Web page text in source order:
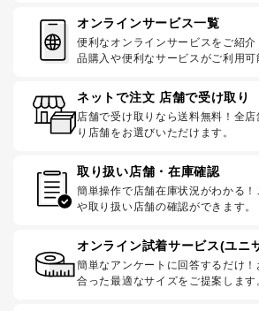
オンラインサービス一覧
便利なオンラインサービスをご紹
品購入や便利なサービスがご利用可
ネットで注文 店舗で受け取り
店舗で受け取りなら送料無料！全
り店舗をお選びいただけます。
取り扱い店舗・在庫確認
簡単操作で店舗在庫状況がわかる
や取り扱い店舗の確認ができます。
オンライン試着サービス(ユニ
簡単なアンケートに回答するだけ
合った最適なサイズをご提案します